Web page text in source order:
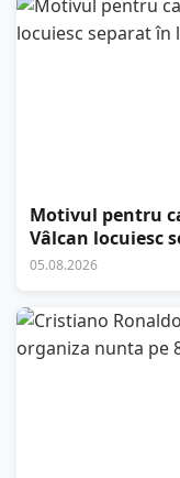
Motivul pentru
Vâlcan locuiesc
05.08.2026